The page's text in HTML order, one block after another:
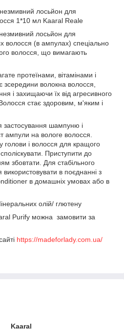
лосьйон для
1*10 мл Kaaral Reale
лосьйон для
волосся (в ампулах) спеціально
волосся, що вимагають
протеїнами, вітамінами і
зсередини волокна волосся,
і захищаючи їх від агресивного
стає здоровим, м'яким і
застосування шампуню і
ампули на вологе волосся.
голови і волосся для кращого
Приступити до
збовтати. Для стабільного
використовувати в поєднанні з
в домашніх умовах або в
олій/ глютену
Purify можна замовити за
https://madeforlady.com.ua/
Kaaral